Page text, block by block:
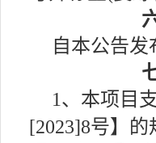
自本公告发
1、本项目
[2023]8号】